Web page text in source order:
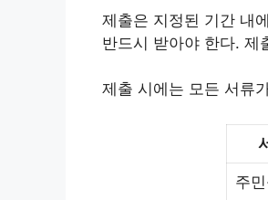
제출은 지정된 기간 내
반드시 받아야 한다. 제
제출 시에는 모든 서류
주